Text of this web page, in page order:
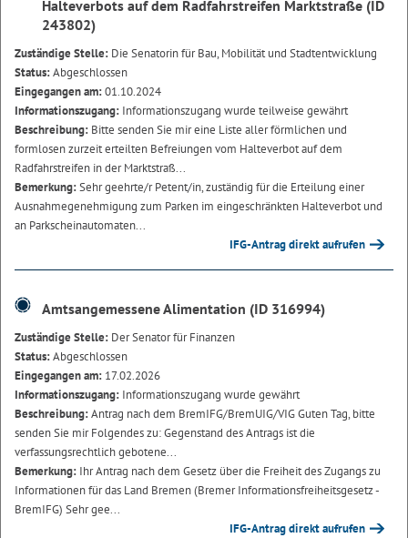
Halteverbots auf dem Radfahrstreifen Marktstraße (ID
243802)
Zuständige Stelle: Die Senatorin für Bau, Mobilität und Stadtentwicklung
Status:Abgeschlossen
Eingegangen am:01.10.2024
Informationszugang: Informationszugang wurde teilweise gewährt
Beschreibung: Bitte senden Sie mir eine Liste aller förmlichen und
formlosen zurzeit erteilten Befreiungen vom Halteverbot auf dem
Radfahrstreifen in der Marktstraß...
Bemerkung:Sehr geehrte/r Petent/in, zuständig für die Erteilung einer
Ausnahmegenehmigung zum Parken im eingeschränkten Halteverbot und
an Parkscheinautomaten...
IFG-Antrag direkt aufrufen
Amtsangemessene Alimentation (ID 316994)
Zuständige Stelle: Der Senator für Finanzen
Status:Abgeschlossen
Eingegangen am: 17.02.2026
Informationszugang: Informationszugang wurde gewährt
Beschreibung:Antrag nach dem BremIFG/BremUIG/VIG Guten Tag, bitte
senden Sie mir Folgendes zu: Gegenstand des Antrags ist die
verfassungsrechtlich gebotene...
Bemerkung: Ihr Antrag nach dem Gesetz über die Freiheit des Zugangs zu
Informationen für das Land Bremen (Bremer Informationsfreiheitsgesetz -
BremIFG) Sehr gee...
IFG-Antrag direkt aufrufen